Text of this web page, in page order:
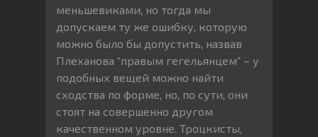
меньшевиками, но тогда мы
допускаем ту же ошибку, которую
можно было бы допустить, назвав
Плеханова “правым гегельянцем” – у
подобных вещей можно найти
сходства по форме, но, по сути, они
стоят на совершенно другом
качественном уровне. Троцкисты,